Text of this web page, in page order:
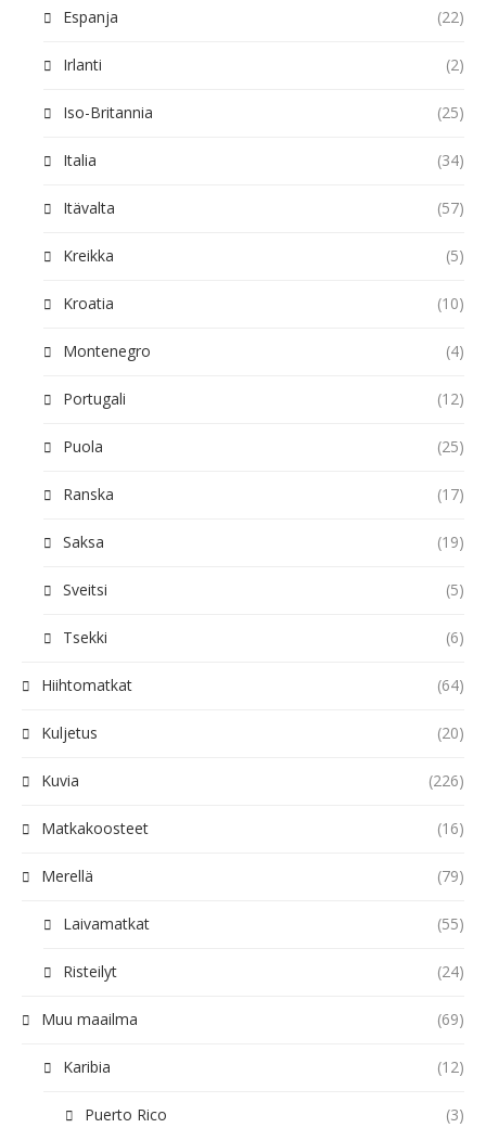
Espanja (22)
Irlanti (2)
Iso-Britannia (25)
Italia (34)
Itävalta (57)
Kreikka (5)
Kroatia (10)
Montenegro (4)
Portugali (12)
Puola (25)
Ranska (17)
Saksa (19)
Sveitsi (5)
Tsekki (6)
Hiihtomatkat (64)
Kuljetus (20)
Kuvia (226)
Matkakoosteet (16)
Merellä (79)
Laivamatkat (55)
Risteilyt (24)
Muu maailma (69)
Karibia (12)
Puerto Rico (3)